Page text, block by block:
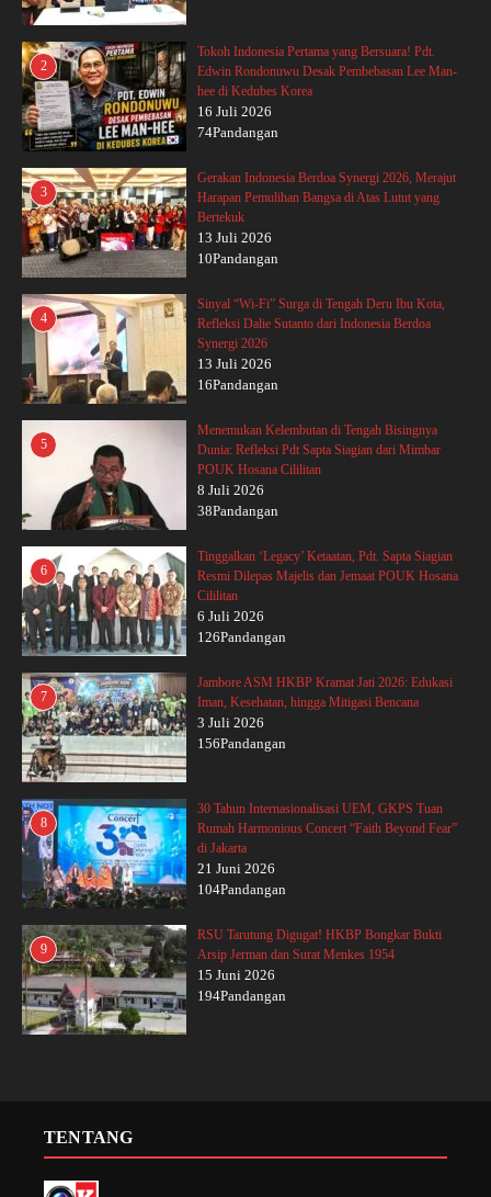
2
Tokoh Indonesia Pertama yang Bersuara! Pdt.
Edwin Rondonuwu Desak Pembebasan Lee Man-
hee di Kedubes Korea
16 Juli 2026
74Pandangan
3
Gerakan Indonesia Berdoa Synergi 2026, Merajut
Harapan Pemulihan Bangsa di Atas Lutut yang
Bertekuk
13 Juli 2026
10Pandangan
4
Sinyal “Wi-Fi” Surga di Tengah Deru Ibu Kota,
Refleksi Dalie Sutanto dari Indonesia Berdoa
Synergi 2026
13 Juli 2026
16Pandangan
5
Menemukan Kelembutan di Tengah Bisingnya
Dunia: Refleksi Pdt Sapta Siagian dari Mimbar
POUK Hosana Cililitan
8 Juli 2026
38Pandangan
6
Tinggalkan ‘Legacy’ Ketaatan, Pdt. Sapta Siagian
Resmi Dilepas Majelis dan Jemaat POUK Hosana
Cililitan
6 Juli 2026
126Pandangan
7
Jambore ASM HKBP Kramat Jati 2026: Edukasi
Iman, Kesehatan, hingga Mitigasi Bencana
3 Juli 2026
156Pandangan
8
30 Tahun Internasionalisasi UEM, GKPS Tuan
Rumah Harmonious Concert “Faith Beyond Fear”
di Jakarta
21 Juni 2026
104Pandangan
9
RSU Tarutung Digugat! HKBP Bongkar Bukti
Arsip Jerman dan Surat Menkes 1954
15 Juni 2026
194Pandangan
TENTANG